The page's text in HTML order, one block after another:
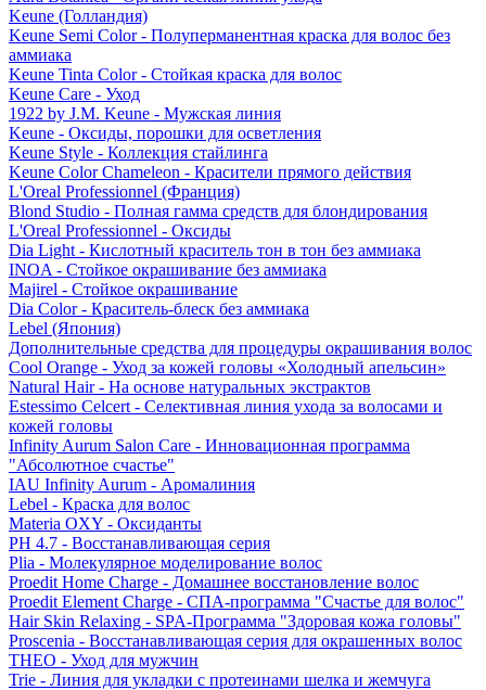
Keune (Голландия)
Keune Semi Color - Полуперманентная краска для волос без
аммиака
Keune Tinta Color - Стойкая краска для волос
Keune Care - Уход
1922 by J.M. Keune - Мужская линия
Keune - Оксиды, порошки для осветления
Keune Style - Коллекция стайлинга
Keune Color Chameleon - Красители прямого действия
L'Oreal Professionnel (Франция)
Blond Studio - Полная гамма средств для блондирования
L'Oreal Professionnel - Оксиды
Dia Light - Кислотный краситель тон в тон без аммиака
INOA - Стойкое окрашивание без аммиака
Majirel - Стойкое окрашивание
Dia Color - Краситель-блеск без аммиака
Lebel (Япония)
Дополнительные средства для процедуры окрашивания волос
Cool Orange - Уход за кожей головы «Холодный апельсин»
Natural Hair - На основе натуральных экстрактов
Estessimo Celcert - Селективная линия ухода за волосами и
кожей головы
Infinity Aurum Salon Care - Инновационная программа
"Абсолютное счастье"
IAU Infinity Aurum - Аромалиния
Lebel - Краска для волос
Materia OXY - Оксиданты
PH 4.7 - Восстанавливающая серия
Plia - Молекулярное моделирование волос
Proedit Home Charge - Домашнее восстановление волос
Proedit Element Charge - СПА-программа "Счастье для волос"
Hair Skin Relaxing - SPA-Программа "Здоровая кожа головы"
Proscenia - Восстанавливающая серия для окрашенных волос
THEO - Уход для мужчин
Trie - Линия для укладки с протеинами шелка и жемчуга